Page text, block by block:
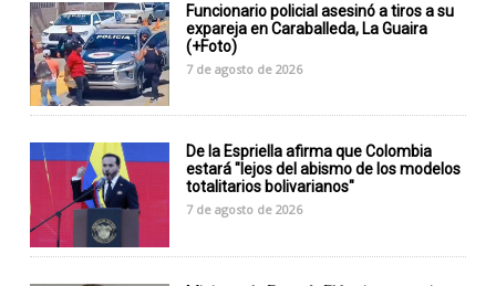
Funcionario policial asesinó a tiros a su
expareja en Caraballeda, La Guaira
(+Foto)
7 de agosto de 2026
De la Espriella afirma que Colombia
estará "lejos del abismo de los modelos
totalitarios bolivarianos"
7 de agosto de 2026